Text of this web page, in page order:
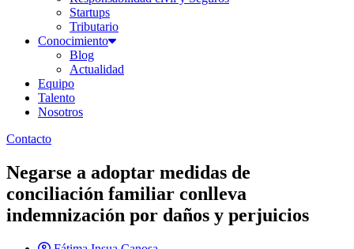
Startups
Tributario
Conocimiento
Blog
Actualidad
Equipo
Talento
Nosotros
Contacto
Negarse a adoptar medidas de
conciliación familiar conlleva
indemnización por daños y perjuicios